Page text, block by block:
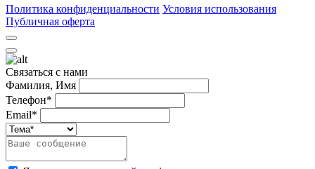
Политика конфиденциальности Условия использования
Публичная оферта
Связаться с нами
Фамилия, Имя
Телефон*
Email*